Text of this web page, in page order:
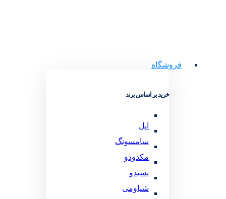
فروشگاه
خرید بر اساس برند
اپل
سامسونگ
مکدودو
یسیدو
شیاومی